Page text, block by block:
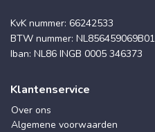
KvK nummer: 66242533
BTW nummer: NL856459069B01
Iban: NL86 INGB 0005 346373
Klantenservice
Over ons
Algemene voorwaarden